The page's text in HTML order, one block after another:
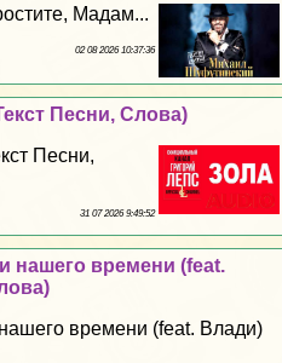
Мадам...
02 08 2026 10:37:36
Песни, Слова)
Песни,
31 07 2026 9:49:52
нашего времени (feat.
времени (feat. Влади)